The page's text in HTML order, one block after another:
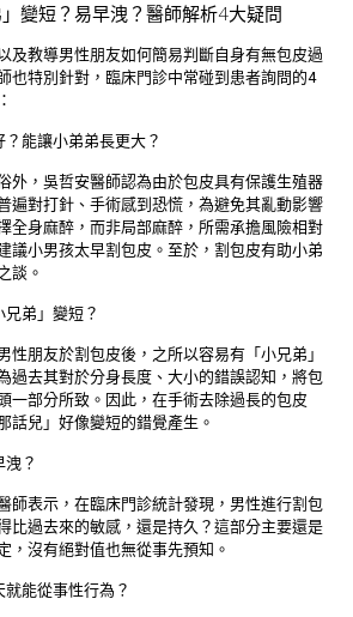
變短？易早洩？醫師解析4大疑問
及教導男性朋友如何簡易判斷自身有無包皮過
也特別針對，臨床門診中常碰到患者詢問的4
能讓小弟弟長更大？
外，吳哲安醫師認為由於包皮具有保護生殖器
遍對打針、手術感到恐慌，為避免其亂動影響
全身麻醉，而非局部麻醉，所需承擔風險相對
議小男孩太早割包皮。至於，割包皮有助小弟
談。
弟」變短？
性朋友於割包皮後，之所以容易有「小兄弟」
過去其對於分身長度、大小的錯誤認知，將包
一部分所致。因此，在手術去除過長的包皮
話兒」好像變短的錯覺產生。
？
師表示，在臨床門診統計發現，男性進行割包
比過去來的敏感，還是持久？這部分主要還是
，沒有絕對值也無從事先預知。
能從事性行為？